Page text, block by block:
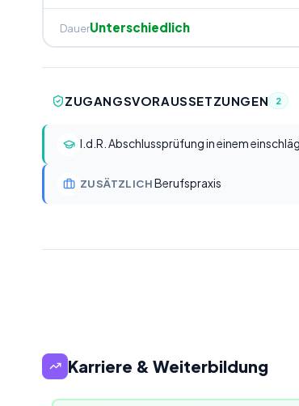
DauerUnterschiedlich
ZUGANGSVORAUSSETZUNGEN 2
I.d.R. Abschlussprüfung in einem
ZUSÄTZLICHBerufspraxis
Karriere & Weiterbildung